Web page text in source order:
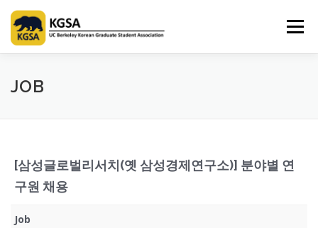
content
Menu
HOME
JOB
[삼성글로벌리서치(옛 삼성경제연구소)] 분야별 연
구원 채용
Job